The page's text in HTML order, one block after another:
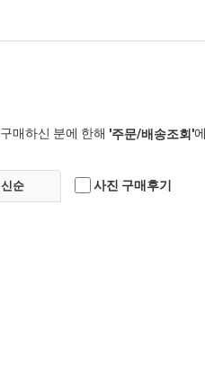
매하신 분에 한해 '주문/배송조회'
순 사진 구매후기